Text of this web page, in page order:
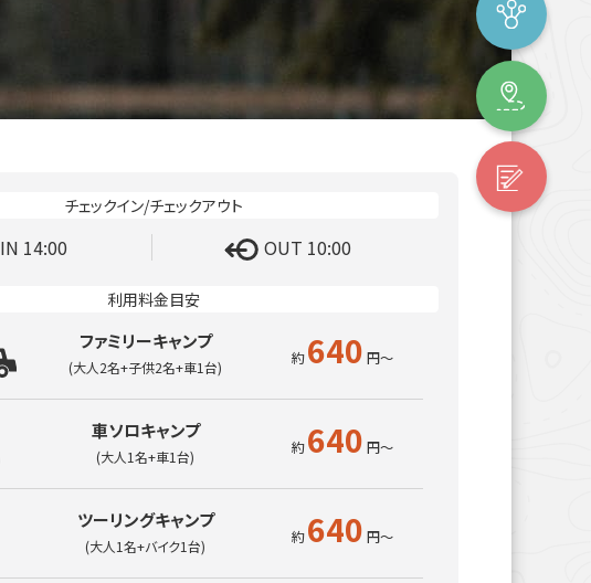
IN 14:00 OUT 10:00
ファミリーキャンプ
(大人2名+子供2名+車1台) 640
車ソロキャンプ
(大人1名+車1台) 640
ツーリングキャンプ
(大人1名+バイク1台) 640